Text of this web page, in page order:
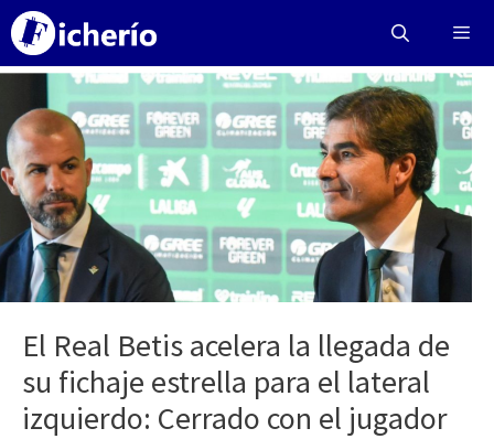
Saltar
contenido
Menú
El Real Betis acelera la llegada de
su fichaje estrella para el lateral
izquierdo: Cerrado con el jugador